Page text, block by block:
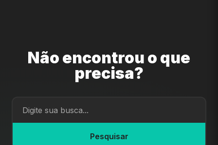
Não encontrou o que
precisa?
Pesquisar